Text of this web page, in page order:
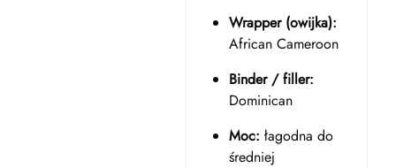
Wrapper (owijka):
African Cameroon
Binder / filler:
Dominican
Moc: łagodna do
średniej